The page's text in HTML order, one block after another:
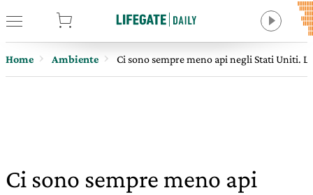
Home Ambiente Ci sono sempre meno api negli Stati Uniti.
Ci sono sempre meno api